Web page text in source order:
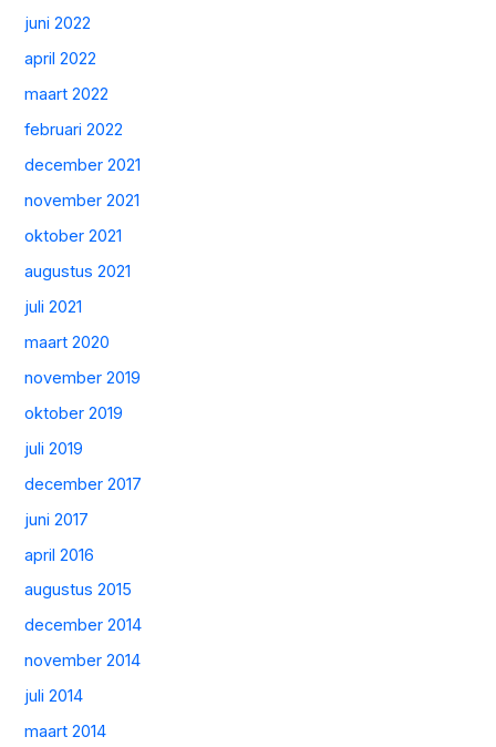
juni 2022
april 2022
maart 2022
februari 2022
december 2021
november 2021
oktober 2021
augustus 2021
juli 2021
maart 2020
november 2019
oktober 2019
juli 2019
december 2017
juni 2017
april 2016
augustus 2015
december 2014
november 2014
juli 2014
maart 2014